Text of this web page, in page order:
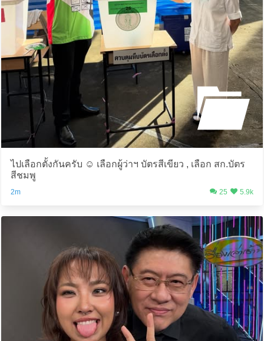
ไปเลือกตั้งกันครับ ☺️ เลือกผู้ว่าฯ บัตรสีเขียว , เลือก สก.บัตร
สีชมพู
2m 25 5.9k